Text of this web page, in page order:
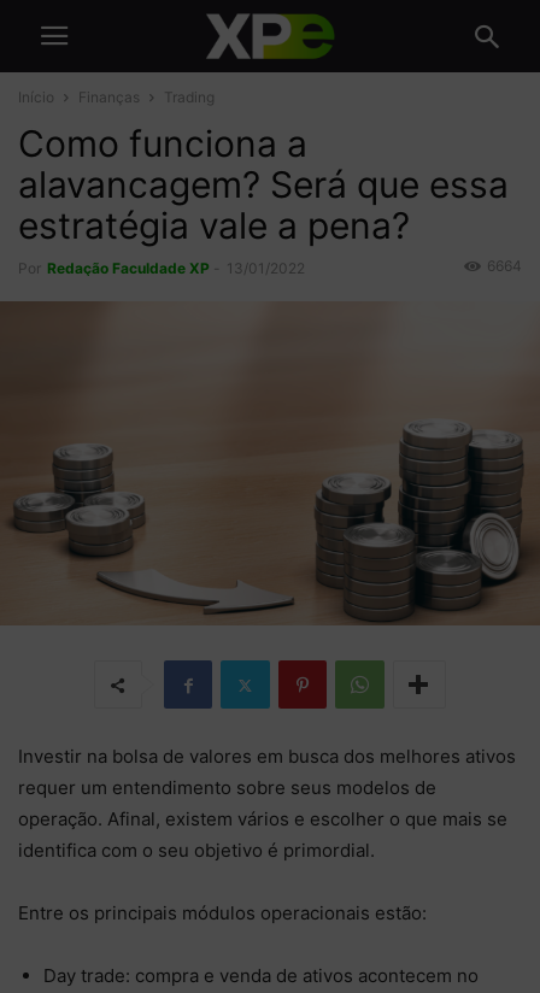
Início Finanças Trading
Como funciona a
alavancagem? Será que essa
estratégia vale a pena?
Por Redação Faculdade XP 13/01/2022 6664
Investir na bolsa de valores em busca dos melhores ativos
requer um entendimento sobre seus modelos de
operação. Afinal, existem vários e escolher o que mais se
identifica com o seu objetivo é primordial.
Entre os principais módulos operacionais estão:
Day trade: compra e venda de ativos acontecem no